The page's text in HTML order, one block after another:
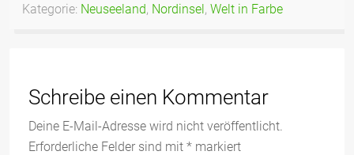
Kategorie: Neuseeland, Nordinsel, Welt in Farbe
Schreibe einen Kommentar
Deine E-Mail-Adresse wird nicht veröffentlicht.
Erforderliche Felder sind mit * markiert